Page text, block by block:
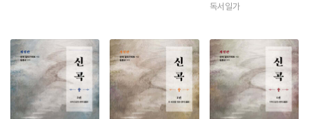
35세 되던 해에 추방 선고를 받고 죽을 때까지 망명 생활을 해야 했다. 하
숙고하며 자신의 생각을 키워나갈 수 있는 좋은 기회이기도 했다. 『새로운
삶』을 제외한 모든 저서는 이 망명 시기에 쓰였다. 1307년경, 타지를 떠돌
던 가장 고통스러운 시기에 단테는 『신곡』을 쓰기 시작했다. 이 작품은 그
가 오랫동안 구상해 왔던 대작이다. 단테의 다른 작품으로는 『향연』 『속어
론』 등이 있다.
독서일가